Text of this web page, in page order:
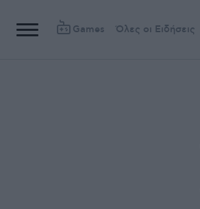
Games Όλες οι Ειδήσεις